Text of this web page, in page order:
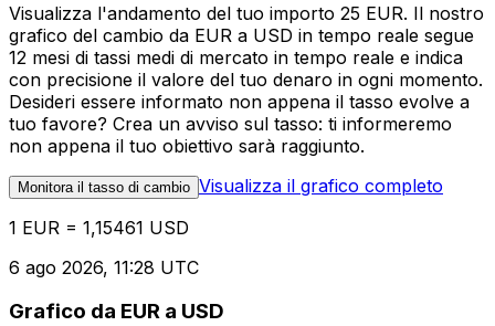
Visualizza l'andamento del tuo importo 25 EUR. Il nostro
grafico del cambio da EUR a USD in tempo reale segue
12 mesi di tassi medi di mercato in tempo reale e indica
con precisione il valore del tuo denaro in ogni momento.
Desideri essere informato non appena il tasso evolve a
tuo favore? Crea un avviso sul tasso: ti informeremo
non appena il tuo obiettivo sarà raggiunto.
Monitora il tasso di cambio Visualizza il grafico completo
1 EUR = 1,15461 USD
6 ago 2026, 11:28 UTC
Grafico da EUR a USD